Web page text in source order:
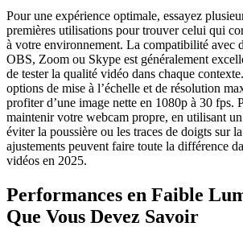
Pour une expérience optimale, essayez
premières utilisations pour trouver celui qui
à votre environnement. La compatibilité avec
OBS, Zoom ou Skype est généralement
de tester la qualité vidéo dans chaque
options de mise à l’échelle et de résolution
profiter d’une image nette en 1080p à 30 fps.
maintenir votre webcam propre, en utilisant
éviter la poussière ou les traces de doigts sur
ajustements peuvent faire toute la différence
vidéos en 2025.
Performances en Faible
Que Vous Devez Savoir